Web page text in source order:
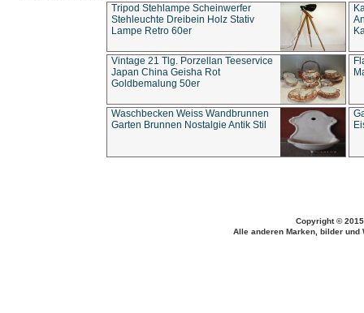
Tripod Stehlampe Scheinwerfer
Stehleuchte Dreibein Holz Stativ
Lampe Retro 60er
Vintage 21 Tlg. Porzellan Teeservice
Japan China Geisha Rot
Goldbemalung 50er
Waschbecken Weiss Wandbrunnen
Garten Brunnen Nostalgie Antik Stil
Copyright ©
Alle anderen Marken, bilder und